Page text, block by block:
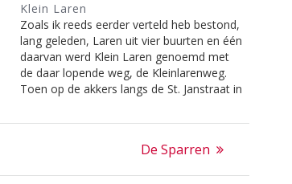
Klein Laren
Zoals ik reeds eerder verteld heb bestond,
lang geleden, Laren uit vier buurten en één
daarvan werd Klein Laren genoemd met
de daar lopende weg, de Kleinlarenweg.
Toen op de akkers langs de St. Janstraat in
verrezen, besloot men de straat die dáár
Next
De Sparren